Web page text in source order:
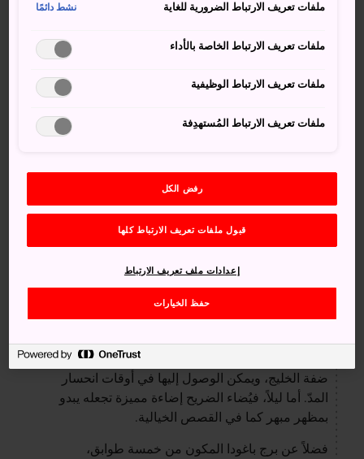
50 دقائق
بلدة مياجيما
بلدة مياجيما
وهي من الأماكن المقدسة منذ قديم الزمان.
وننصحك بالذهاب إلى هذه البلدة؛ فهي فرصة رائعة
ومن بين المعالم الجديرة بالمشاهدة فيها، ضريح
فوق صفحة الماء ويتميز بالممرات المسقوفة التي
تربط بين أبنية الضريح. وتوجد هنا أيضًا بوابة أوتوري
(بوابة توري الضخمة) البديعة التي تقف شامخة على
ضفة الخليج، ويمكن الوصول إليها في أوقات انحسار
المدّ. أما ليلاً، فيُضاء الضريح إضاءة مميزة تجعله يبدو
بمظهر مبهر كما في القصص الخيالية.
فضلاً عن برج باغودا المكون من خمسة طوابق،
ملفات تعريف الارتباط الضرورية للغاية نشط دائمًا
ملفات تعريف الارتباط الخاصة بالأداء
ملفات تعريف الارتباط الوظيفية
ملفات تعريف الارتباط المُستهدِفة
رفض الكل
قبول ملفات تعريف الارتباط كلها
حفظ الخيارات
إعدادات ملف تعريف الارتباط